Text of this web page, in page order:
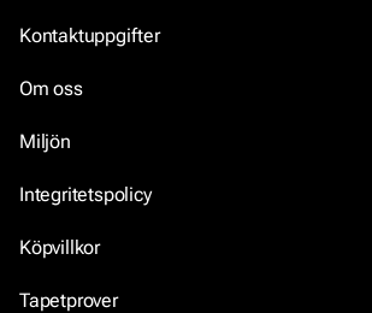
Kontaktuppgifter
Om oss
Miljön
Integritetspolicy
Köpvillkor
Tapetprover